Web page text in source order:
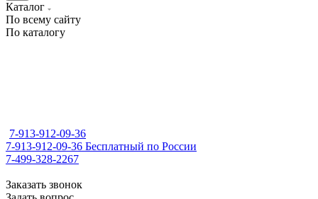
Каталог
По всему сайту
По каталогу
7-913-912-09-36
7-913-912-09-36 Бесплатный по России
7-499-328-2267
Заказать звонок